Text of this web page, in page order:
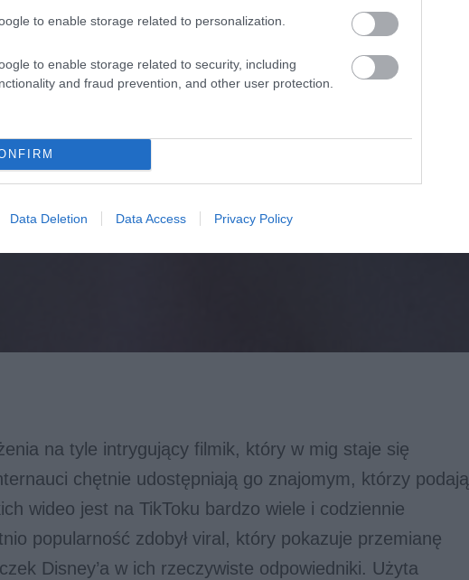
to enable storage related to personalization.
to enable storage related to security, including
and fraud prevention, and other user protection.
Data Deletion Data Access Privacy Policy
na tyle intrygujący filmik, który w mig staje się
chętnie udostępniają go znajomym, którzy podają
wideo jest na TikToku bardzo wiele i codziennie
popularność zdobył viral, który pokazuje przemianę
Disney’a w ich rzeczywiste odpowiedniki. Użyta